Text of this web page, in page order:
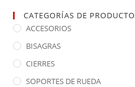
CATEGORÍAS DE PRODUCTO
ACCESORIOS
BISAGRAS
CIERRES
SOPORTES DE RUEDA